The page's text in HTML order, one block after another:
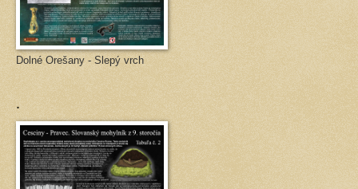
Dolné Orešany - Slepý vrch
.